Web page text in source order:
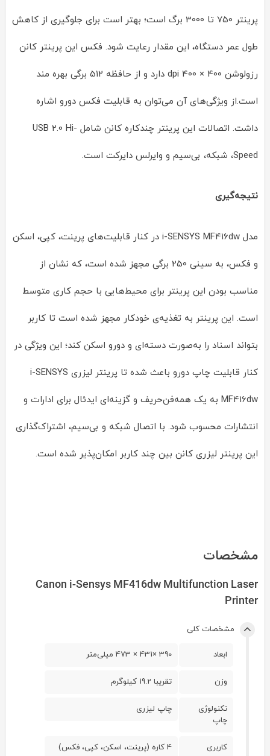
پرینتر 750 تا 3000 برگ است؛ بهتر است برای جلوگیری از کاهش
طول عمر دستگاه، این مقدار رعایت شود. فکس این پرینتر کانن
رزولوشن 400 × 400 dpi دارد و از حافظه 512 برگی بهره مند
است.از ویژگی‌های آن می‌توان به قابلیت فکس دورو اشاره
داشت. اتصالات این پرینتر چندکاره کانن شامل USB 2.0 Hi-
Speed، شبکه، بی‌سیم و وایرلس دایرکت است.
نتیجه‌گیری
مدل i-SENSYS MF416dw در کنار قابلیت‌های پرینت، کپی، اسکن
و فکس، به سینی 250 برگی مجهز شده است، که نشان از
مناسب بودن این پرینتر برای محیط‌هایی با حجم کاری متوسط
است. این پرینتر به تغذیه‌ی خودکار مجهز شده است تا کاربر
بتواند اسناد را به‌صورت دسته‌ای و دورو اسکن کند؛ این ویژگی در
کنار قابلیت چاپ دورو باعث شده تا پرینتر لیزری i-SENSYS
MF416dw به یک همه‌فن‌حریف و گزینه‌ای ایدئال برای ادارات و
انتشارات محسوب شود. با اتصال شبکه و بی‌سیم، اشتراک‌گذاری
این پرینتر لیزری کانن بین چند کاربر امکان‌پذیر شده است.
مشخصات
Canon i-Sensys MF416dw Multifunction Laser
Printer
مشخصات کلی
ابعاد 390 ×431 × 473 میلی‌متر
وزن تقریبا 19.2 کیلوگرم
تکنولوژی
چاپ
چاپ لیزری
کاربری 4 کاره (پرینت، اسکن، کپی، فکس)